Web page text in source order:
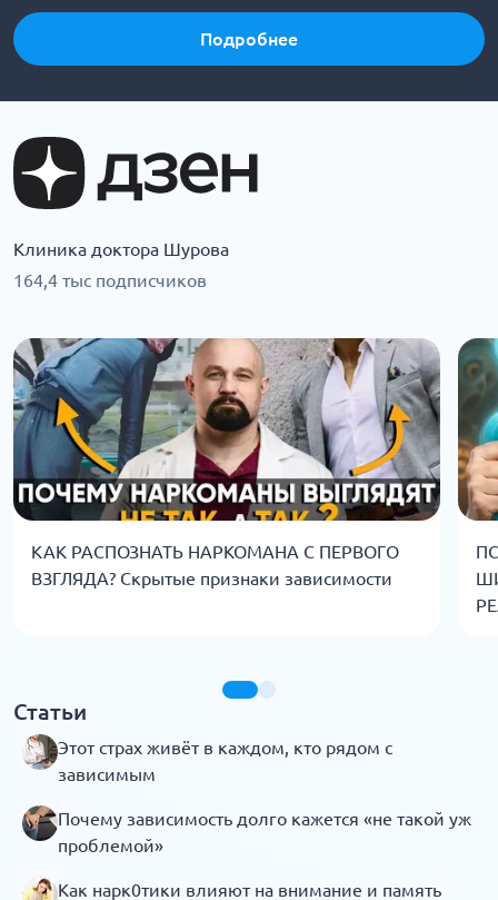
Подробнее
Клиника доктора Шурова
164,4 тыс подписчиков
КАК РАСПОЗНАТЬ НАРКОМАНА С ПЕРВОГО
ВЗГЛЯДА? Скрытые признаки зависимости
Статьи
Этот страх живёт в каждом, кто рядом с
зависимым
Почему зависимость долго кажется «не такой уж
проблемой»
Как нарк0тики влияют на внимание и память